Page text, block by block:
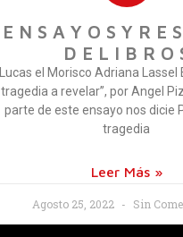
E N S A Y O S Y R E
D E L I B R O
Lucas el Morisco Adriana Lassel
tragedia a revelar”, por Angel
parte de este ensayo nos dicie
tragedia
Leer Más »
Agosto 25, 2022 Sin